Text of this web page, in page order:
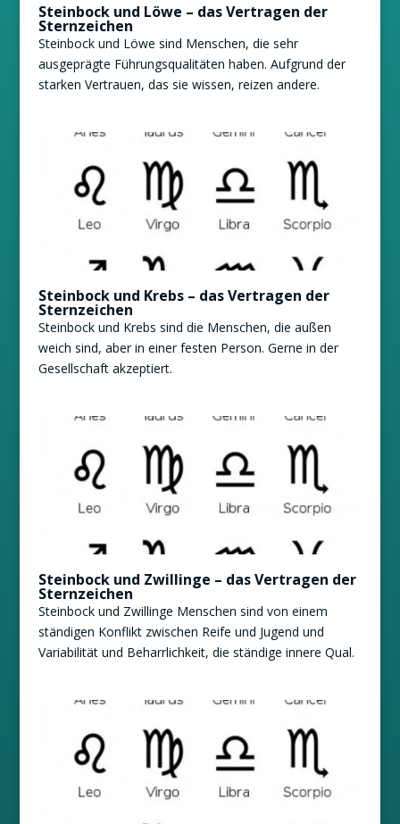
Steinbock und Löwe – das Vertragen der
Sternzeichen
Steinbock und Löwe sind Menschen, die sehr
ausgeprägte Führungsqualitäten haben. Aufgrund der
starken Vertrauen, das sie wissen, reizen andere.
Steinbock und Krebs – das Vertragen der
Sternzeichen
Steinbock und Krebs sind die Menschen, die außen
weich sind, aber in einer festen Person. Gerne in der
Gesellschaft akzeptiert.
Steinbock und Zwillinge – das Vertragen der
Sternzeichen
Steinbock und Zwillinge Menschen sind von einem
ständigen Konflikt zwischen Reife und Jugend und
Variabilität und Beharrlichkeit, die ständige innere Qual.